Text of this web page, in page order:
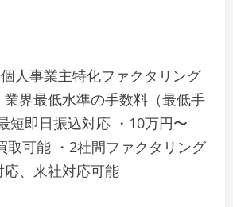
人事業主特化ファクタリング
界最低水準の手数料（最低手
短即日振込対応 ・10万円〜
取可能 ・2社間ファクタリング
、来社対応可能